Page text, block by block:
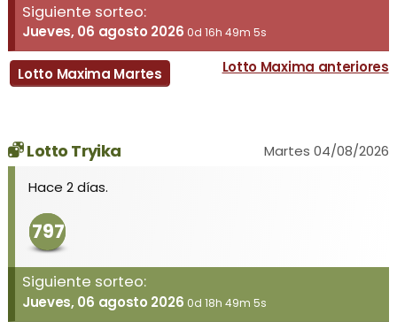
Siguiente sorteo:
Jueves, 06 agosto 2026 0d 16h 49m 5s
Lotto Maxima Martes Lotto Maxima anteriores
Lotto Tryika
Martes 04/08/2026
Hace 2 días.
797
Siguiente sorteo:
Jueves, 06 agosto 2026 0d 18h 49m 5s